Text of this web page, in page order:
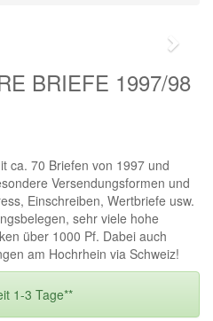
BRIEFE 1997/98
ca. 70 Briefen von 1997 und
Versendungsformen und
Einschreiben, Wertbriefe usw.
sehr viele hohe
über 1000 Pf. Dabei auch
am Hochrhein via Schweiz!
1-3 Tage**